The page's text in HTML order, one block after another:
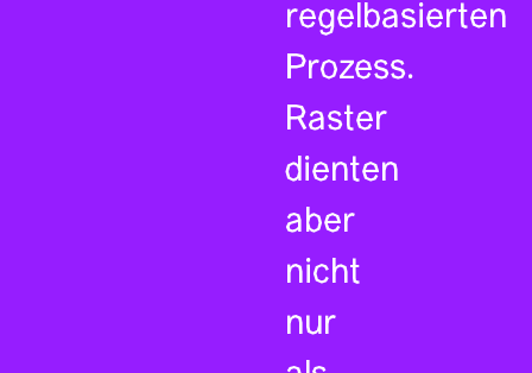
regelbasierten
Prozess.
Raster
dienten
aber
nicht
nur